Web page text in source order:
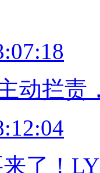
动拦
了！